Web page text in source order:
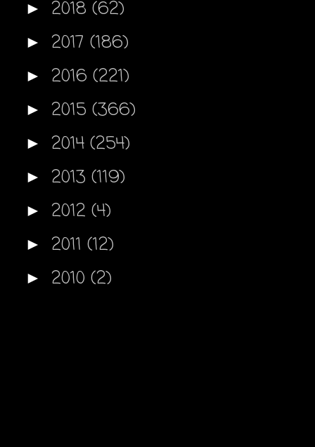
► 2018 (62)
► 2017 (186)
► 2016 (221)
► 2015 (366)
► 2014 (254)
► 2013 (119)
► 2012 (4)
► 2011 (12)
► 2010 (2)